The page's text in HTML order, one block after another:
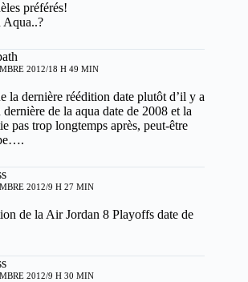
préférés!
Aqua..?
2012/18 H 49 MIN
la dernière réédition date plutôt d’il y a
de la aqua date de 2008 et la
pas trop longtemps après, peut-être
2012/9 H 27 MIN
de la Air Jordan 8 Playoffs date de
2012/9 H 30 MIN